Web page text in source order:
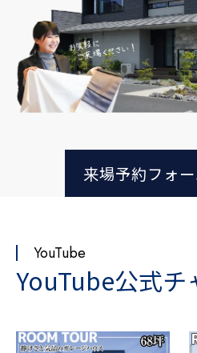
来場予約フォ
YouTube
YouTube公式チ